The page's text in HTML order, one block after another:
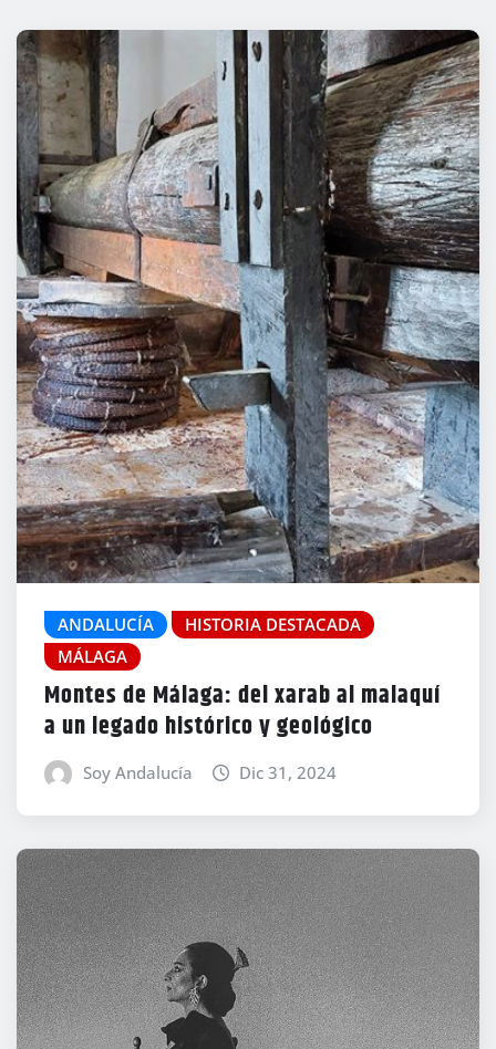
ANDALUCÍA
HISTORIA DESTACADA
MÁLAGA
Montes de Málaga: del xarab al malaquí
a un legado histórico y geológico
Soy Andalucía Dic 31, 2024